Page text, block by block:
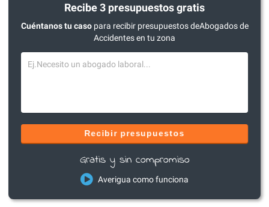
Recibe 3 presupuestos gratis
Cuéntanos tu casopara recibir presupuestos deAbogados de
Accidentes en tu zona
Recibir presupuestos
Gratis y sin compromiso
Averigua como funciona